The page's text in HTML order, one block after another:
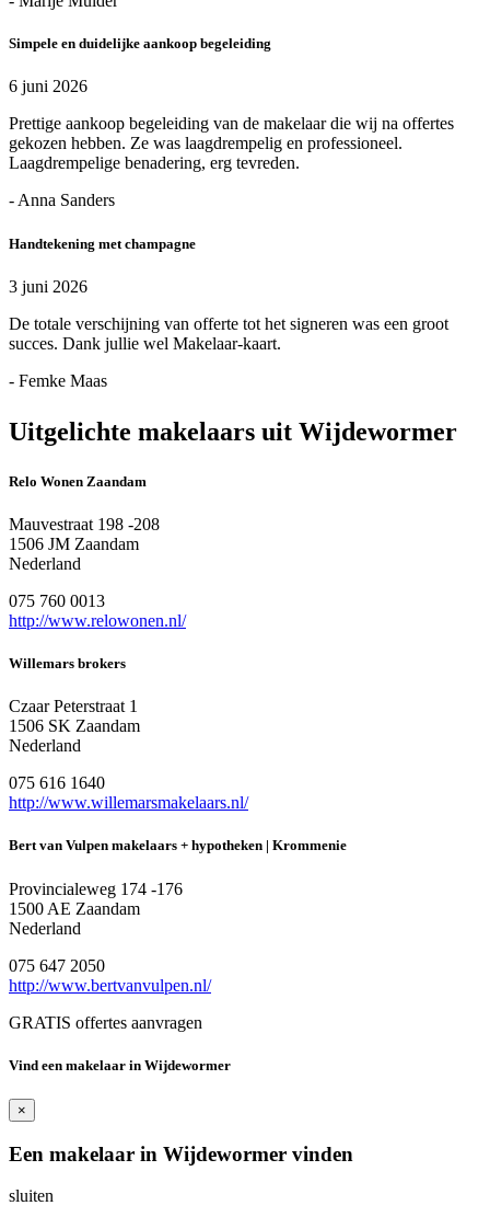
Simpele en duidelijke aankoop begeleiding
6 juni 2026
Prettige aankoop begeleiding van de makelaar die wij na offertes
gekozen hebben. Ze was laagdrempelig en professioneel.
Laagdrempelige benadering, erg tevreden.
- Anna Sanders
Handtekening met champagne
3 juni 2026
De totale verschijning van offerte tot het signeren was een groot
succes. Dank jullie wel Makelaar-kaart.
- Femke Maas
Uitgelichte makelaars uit Wijdewormer
Relo Wonen Zaandam
Mauvestraat 198 -208
1506 JM Zaandam
Nederland
075 760 0013
http://www.relowonen.nl/
Willemars brokers
Czaar Peterstraat 1
1506 SK Zaandam
Nederland
075 616 1640
http://www.willemarsmakelaars.nl/
Bert van Vulpen makelaars + hypotheken | Krommenie
Provincialeweg 174 -176
1500 AE Zaandam
Nederland
075 647 2050
http://www.bertvanvulpen.nl/
GRATIS offertes aanvragen
Vind een makelaar in Wijdewormer
×
Een makelaar in Wijdewormer vinden
sluiten